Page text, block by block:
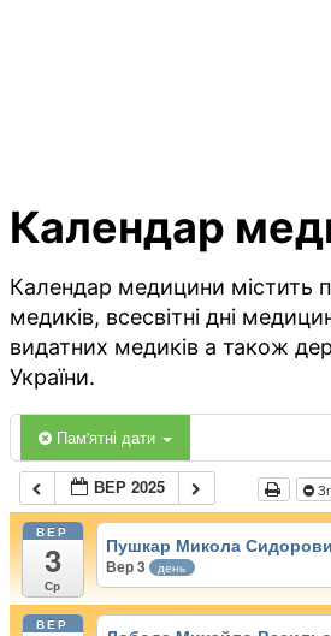
Календар
Календар медицини містить
медиків, всесвітні дні
видатних медиків а також
України.
Пам'ятні дати
ВЕР 2025
ВЕР
3
Ср
Пушкар Микола
Вер 3 день
ВЕР